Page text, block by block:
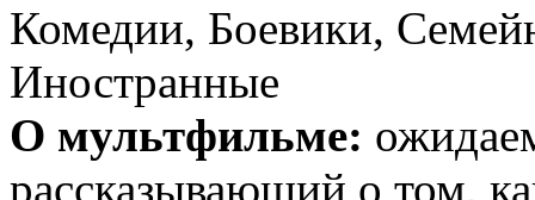
Комедии, Боевики,
Иностранные
О мультфильме:
рассказывающий о том,